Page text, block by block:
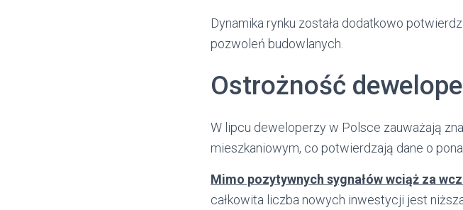
Dynamika rynku została dodatkowo
pozwoleń budowlanych.
Ostrożność
W lipcu deweloperzy w Polsce zauważają
mieszkaniowym, co potwierdzają dane o
Mimo pozytywnych sygnałów wciąż za
całkowita liczba nowych inwestycji jest